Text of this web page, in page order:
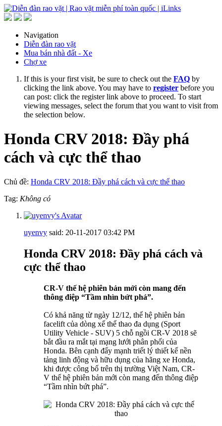
Navigation
Diễn đàn rao vặt
Mua bán nhà đất - Xe
Chợ xe
If this is your first visit, be sure to check out the FAQ by
clicking the link above. You may have to register before you
can post: click the register link above to proceed. To start
viewing messages, select the forum that you want to visit from
the selection below.
Honda CRV 2018: Đầy phá
cách và cực thể thao
Chủ đề: Honda CRV 2018: Đầy phá cách và cực thể thao
Tag: Không có
uyenvy said: 20-11-2017 03:42 PM
Honda CRV 2018: Đầy phá cách và
cực thể thao
CR-V thế hệ phiên bản mới còn mang đến
thông điệp “Tầm nhìn bứt phá”.
Có khả năng từ ngày 12/12, thế hệ phiên bản
facelift của dòng xế thể thao đa dụng (Sport
Utility Vehicle - SUV) 5 chỗ ngồi CR-V 2018 sẽ
bắt đầu ra mắt tại mạng lưới phân phối của
Honda. Bên cạnh đẩy mạnh triết lý thiết kế nền
tảng linh động và hữu dụng của hãng xe Honda,
khi được công bố trên thị trường Việt Nam, CR-
V thế hệ phiên bản mới còn mang đến thông điệp
“Tầm nhìn bứt phá”.